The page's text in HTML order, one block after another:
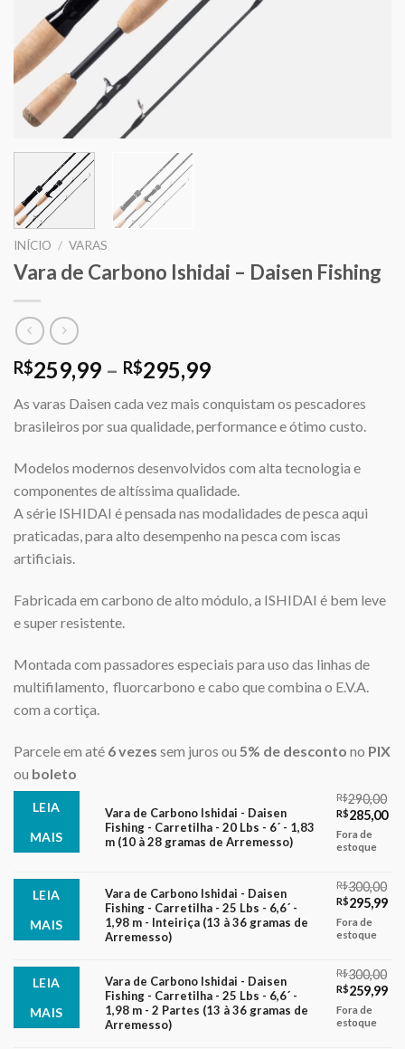
INÍCIO / VARAS
Vara de Carbono Ishidai – Daisen Fishing
R$259,99 – R$295,99
As varas Daisen cada vez mais conquistam os pescadores
brasileiros por sua qualidade, performance e ótimo custo.
Modelos modernos desenvolvidos com alta tecnologia e
componentes de altíssima qualidade.
A série ISHIDAI é pensada nas modalidades de pesca aqui
praticadas, para alto desempenho na pesca com iscas
artificiais.
Fabricada em carbono de alto módulo, a ISHIDAI é bem leve
e super resistente.
Montada com passadores especiais para uso das linhas de
multifilamento, fluorcarbono e cabo que combina o E.V.A.
com a cortiça.
Parcele em até 6 vezes sem juros ou 5% de desconto no PIX
ou boleto
LEIA
MAIS
Vara de Carbono Ishidai - Daisen
Fishing - Carretilha - 20 Lbs - 6´ - 1,83
m (10 à 28 gramas de Arremesso)
R$290,00
O
preço
original
R$290,00.
R$285,00O
Fora de
estoque
LEIA
MAIS
Vara de Carbono Ishidai - Daisen
Fishing - Carretilha - 25 Lbs - 6,6´ -
1,98 m - Inteiriça (13 à 36 gramas de
Arremesso)
R$300,00
O
preço
original
R$300,00.
R$295,99O
Fora de
estoque
LEIA
MAIS
Vara de Carbono Ishidai - Daisen
Fishing - Carretilha - 25 Lbs - 6,6´ -
1,98 m - 2 Partes (13 à 36 gramas de
Arremesso)
R$300,00
O
preço
original
R$259,99O
Fora de
estoque